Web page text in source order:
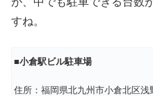
すね。
■小倉駅ビル駐車場
住所：福岡県北九州市小倉北区浅